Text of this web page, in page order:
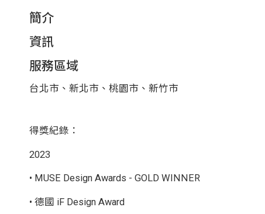
簡介
資訊
服務區域
台北市、新北市、桃園市、新竹市
得獎紀錄：
2023
• MUSE Design Awards - GOLD WINNER
• 德國 iF Design Award